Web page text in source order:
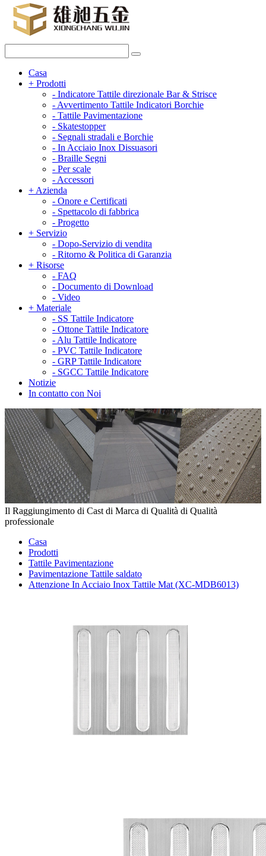
Casa
+ Prodotti
- Indicatore Tattile direzionale Bar & Strisce
- Avvertimento Tattile Indicatori Borchie
- Tattile Pavimentazione
- Skatestopper
- Segnali stradali e Borchie
- In Acciaio Inox Dissuasori
- Braille Segni
- Per scale
- Accessori
+ Azienda
- Onore e Certificati
- Spettacolo di fabbrica
- Progetto
+ Servizio
- Dopo-Servizio di vendita
- Ritorno & Politica di Garanzia
+ Risorse
- FAQ
- Documento di Download
- Video
+ Materiale
- SS Tattile Indicatore
- Ottone Tattile Indicatore
- Alu Tattile Indicatore
- PVC Tattile Indicatore
- GRP Tattile Indicatore
- SGCC Tattile Indicatore
Notizie
In contatto con Noi
Il Raggiungimento di Cast di Marca di Qualità di Qualità
professionale
Casa
Prodotti
Tattile Pavimentazione
Pavimentazione Tattile saldato
Attenzione In Acciaio Inox Tattile Mat (XC-MDB6013)